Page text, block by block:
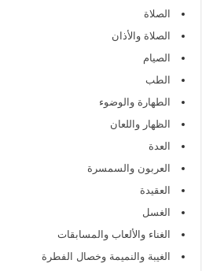
الصلاة
الصلاة والأذان
الصيام
الطب
الطهارة والوضوء
الظهار واللعان
العدة
العربون والسمسرة
العقيدة
الغسل
الغناء والألعاب والمسابقات
الغيبة والنميمة وخصال الفطرة